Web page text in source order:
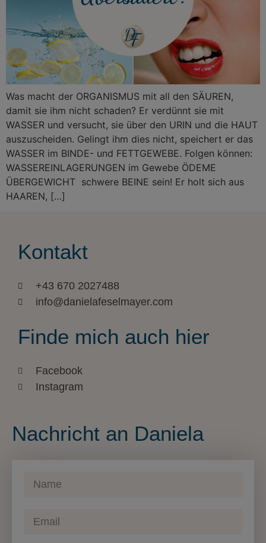
Was macht der ORGANISMUS mit all den SÄUREN,
damit sie ihm nicht schaden? Er verdünnt sie mit
WASSER und versucht, sie über den URIN und die HAUT
auszuscheiden. Gelingt ihm dies nicht, speichert er das
WASSER im BINDE- und FETTGEWEBE. Folgen können:
WASSEREINLAGERUNGEN im Gewebe ÖDEME
ÜBERGEWICHT schwere BEINE sein! Er holt sich aus
HAAREN, […]
Kontakt
+43 670 2027488
info@danielafeselmayer.com
Finde mich auch hier
Facebook
Instagram
Nachricht an Daniela